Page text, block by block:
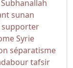
Subhanallah
sunan
supporter
Syrie
séparatisme
tafsir